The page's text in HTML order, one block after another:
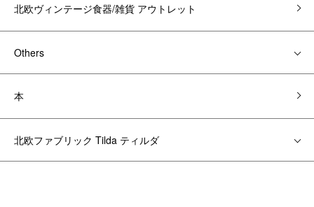
北欧ヴィンテージ食器/雑貨 アウトレット
Others
本
北欧ファブリック Tilda ティルダ